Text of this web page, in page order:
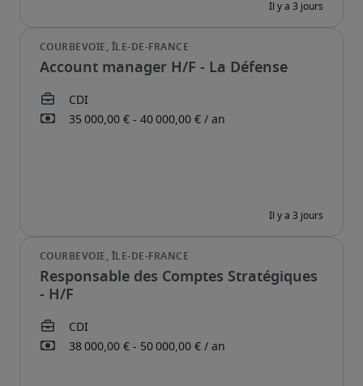
Account manager H/F - La Défense
Responsable des Comptes Stratégiques
- H/F